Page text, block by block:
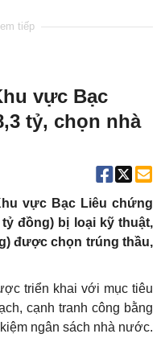
vực Bạc
tỷ, chọn nhà
vực Bạc Liêu chứng
tỷ đồng) bị loại kỹ thuật,
được chọn trúng thầu,
triển khai với mục tiêu
cạnh tranh công bằng
ngân sách nhà nước.